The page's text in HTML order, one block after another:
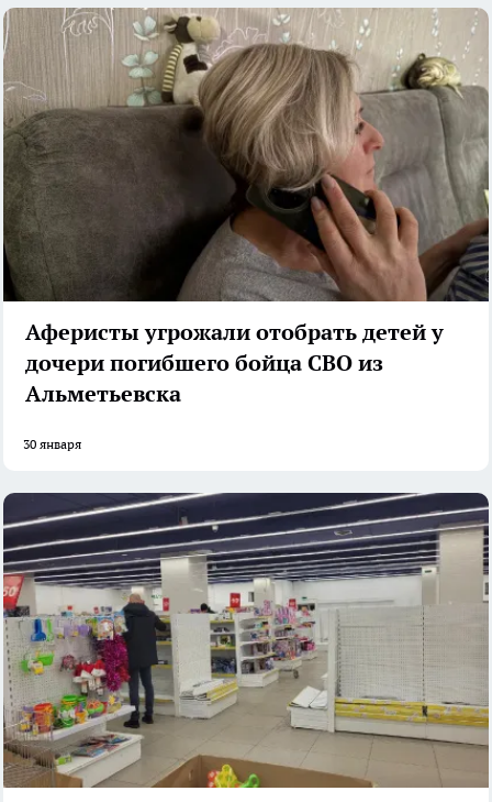
Аферисты угрожали отобрать детей у
дочери погибшего бойца СВО из
Альметьевска
30 января